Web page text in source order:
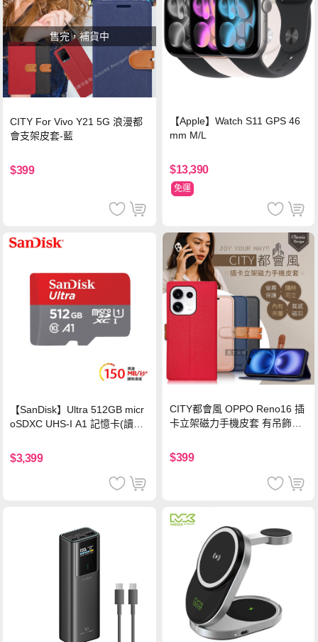
售完，補貨中
CITY For Vivo Y21 5G 浪漫都
會支架皮套-藍
$399
【Apple】Watch S11 GPS 46
mm M/L
$13,390
免運
【SanDisk】Ultra 512GB micr
oSDXC UHS-I A1 記憶卡(讀取
$3,399
CITY都會風 OPPO Reno16 插
卡立架磁力手機皮套 有吊飾孔
$399